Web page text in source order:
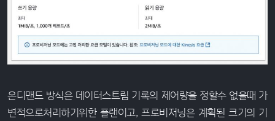
온디맨드 방식은 데이터스트림 기록의 제어량을 정할수 없을때 가
변적으로처리하기위한 플랜이고, 프로비저닝은 계획된 크기의 기